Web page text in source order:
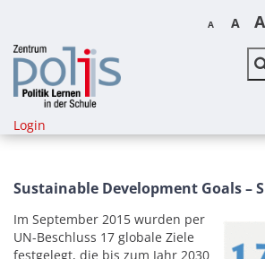
A A A
Login
Sustainable Development Goals –
Im September 2015 wurden per
UN-Beschluss 17 globale Ziele
festgelegt, die bis zum Jahr 2030